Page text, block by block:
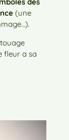
des
(une
fleur a sa